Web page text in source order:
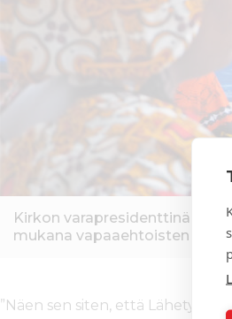
Kirkon varapresidenttinä
mukana vapaaehtoisten
”Näen sen siten, että